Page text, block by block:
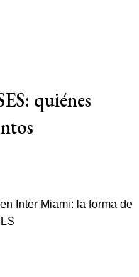
quiénes